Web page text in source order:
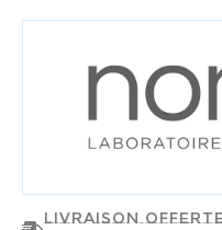
Livraison